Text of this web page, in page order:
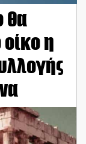
θα
η